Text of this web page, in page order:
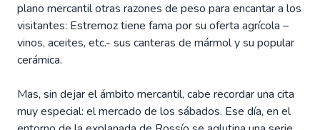
plano mercantil otras razones de peso para encantar a los
visitantes: Estremoz tiene fama por su oferta agrícola –
vinos, aceites, etc.- sus canteras de mármol y su popular
cerámica.
Mas, sin dejar el ámbito mercantil, cabe recordar una cita
muy especial: el mercado de los sábados. Ese día, en el